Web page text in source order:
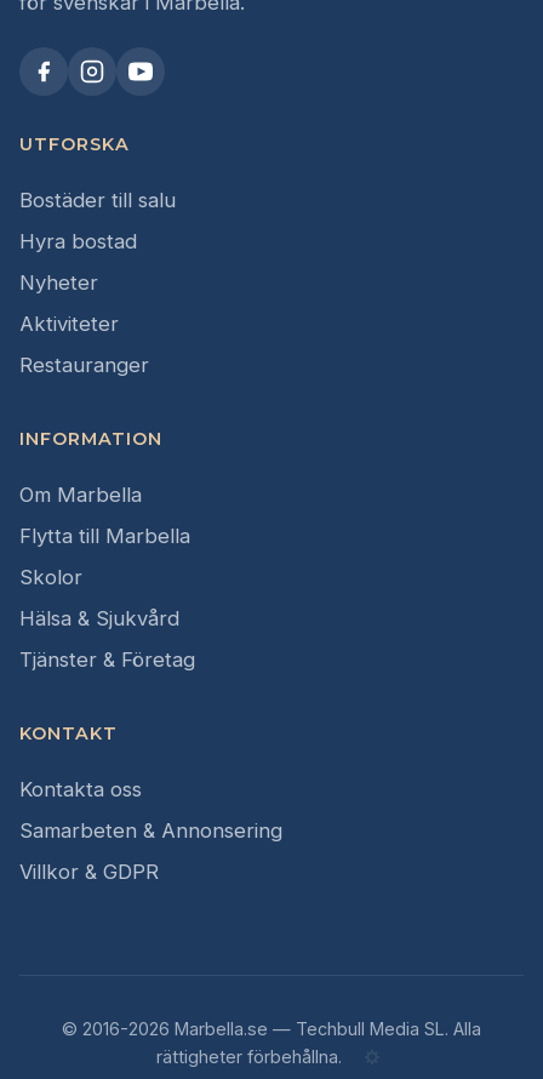
UTFORSKA
Bostäder till salu
Hyra bostad
Nyheter
Aktiviteter
Restauranger
INFORMATION
Om Marbella
Flytta till Marbella
Skolor
Hälsa & Sjukvård
Tjänster & Företag
KONTAKT
Kontakta oss
Samarbeten & Annonsering
Villkor & GDPR
© 2016-2026 Marbella.se — Techbull Media SL. Alla
rättigheter förbehållna.